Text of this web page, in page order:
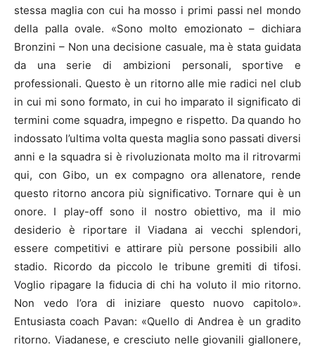
stessa maglia con cui ha mosso i primi passi nel mondo
della palla ovale. «Sono molto emozionato – dichiara
Bronzini – Non una decisione casuale, ma è stata guidata
da una serie di ambizioni personali, sportive e
professionali. Questo è un ritorno alle mie radici nel club
in cui mi sono formato, in cui ho imparato il significato di
termini come squadra, impegno e rispetto. Da quando ho
indossato l’ultima volta questa maglia sono passati diversi
anni e la squadra si è rivoluzionata molto ma il ritrovarmi
qui, con Gibo, un ex compagno ora allenatore, rende
questo ritorno ancora più significativo. Tornare qui è un
onore. I play-off sono il nostro obiettivo, ma il mio
desiderio è riportare il Viadana ai vecchi splendori,
essere competitivi e attirare più persone possibili allo
stadio. Ricordo da piccolo le tribune gremiti di tifosi.
Voglio ripagare la fiducia di chi ha voluto il mio ritorno.
Non vedo l’ora di iniziare questo nuovo capitolo».
Entusiasta coach Pavan: «Quello di Andrea è un gradito
ritorno. Viadanese, e cresciuto nelle giovanili giallonere,